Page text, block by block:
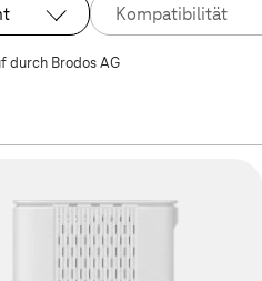
Kompatibilität
durch Brodos AG